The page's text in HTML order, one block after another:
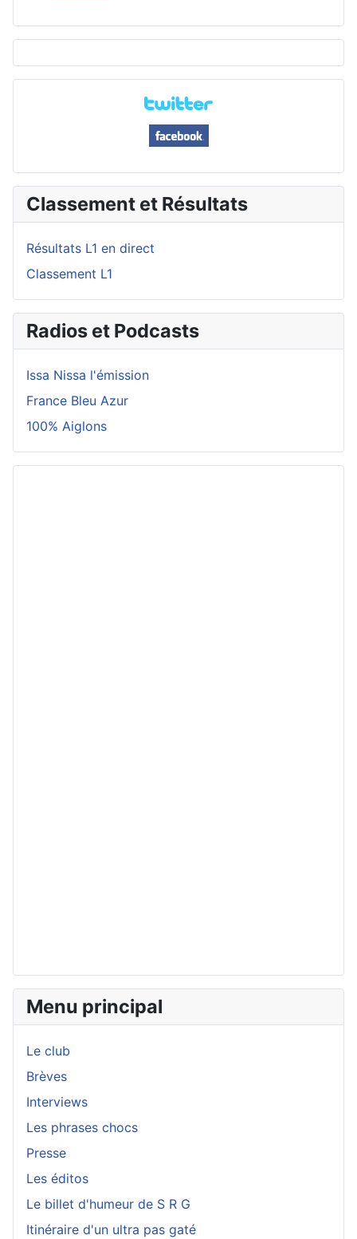
Classement et Résultats
Résultats L1 en direct
Classement L1
Radios et Podcasts
Issa Nissa l'émission
France Bleu Azur
100% Aiglons
Menu principal
Le club
Brèves
Interviews
Les phrases chocs
Presse
Les éditos
Le billet d'humeur de S R G
Itinéraire d'un ultra pas gaté